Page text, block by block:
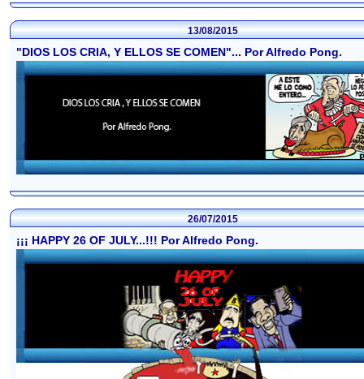
13/08/2015
"DIOS LOS CRIA, Y ELLOS SE COMEN"... Por Alfredo Pong.
26/07/2015
¡¡¡ HAPPY 26 OF JULY...!!! Por Alfredo Pong.